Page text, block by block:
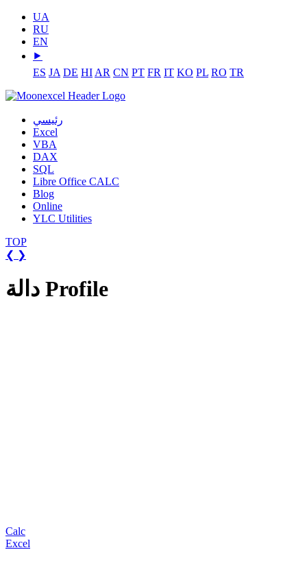
UA
RU
EN
⯈
ES JA DE HI AR CN PT FR IT KO PL RO TR
رئيسي
Excel
VBA
DAX
SQL
Libre Office CALC
Blog
Online
YLC Utilities
TOP
❮ ❯
دالة Profile
Calc
Excel